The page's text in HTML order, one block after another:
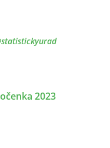
2023